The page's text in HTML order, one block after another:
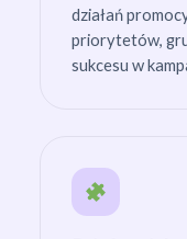
działań
priorytetów,
sukcesu w